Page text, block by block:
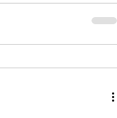
部出了問題，常見症
變成黃綠色甚至帶有
媒體人胡孝誠2024年
的機率是肺腺癌。